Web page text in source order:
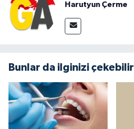
Harutyun Çerme
Bunlar da ilginizi çekebilir